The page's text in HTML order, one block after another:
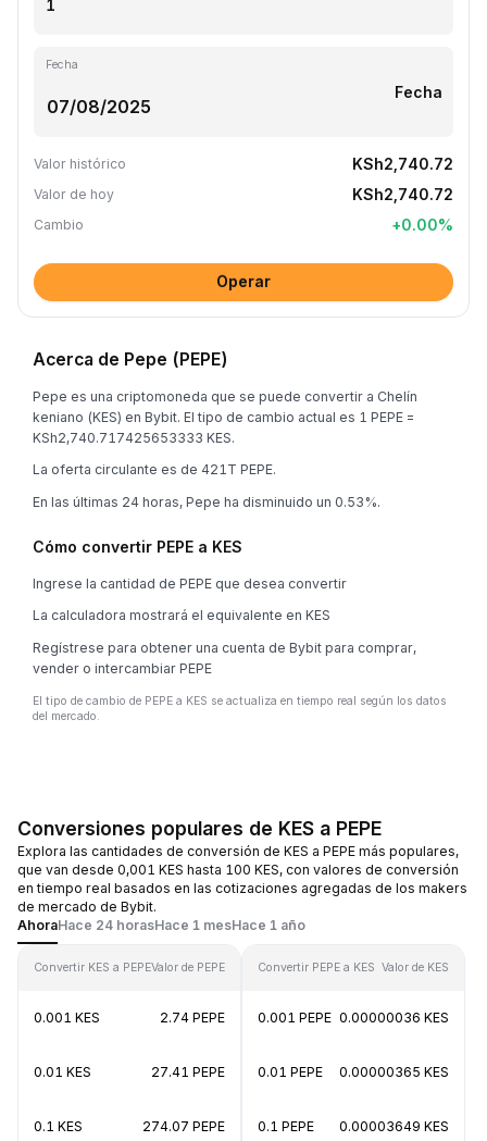
Fecha
Fecha
Valor histórico KSh2,740.72
Valor de hoy KSh2,740.72
Cambio +0.00%
Operar
Acerca de Pepe (PEPE)
Pepe es una criptomoneda que se puede convertir a Chelín
keniano (KES) en Bybit. El tipo de cambio actual es 1 PEPE =
KSh2,740.717425653333 KES.
La oferta circulante es de 421T PEPE.
En las últimas 24 horas, Pepe ha disminuido un 0.53%.
Cómo convertir PEPE a KES
Ingrese la cantidad de PEPE que desea convertir
La calculadora mostrará el equivalente en KES
Regístrese para obtener una cuenta de Bybit para comprar,
vender o intercambiar PEPE
El tipo de cambio de PEPE a KES se actualiza en tiempo real según los datos
del mercado.
Conversiones populares de KES a PEPE
Explora las cantidades de conversión de KES a PEPE más populares,
que van desde 0,001 KES hasta 100 KES, con valores de conversión
en tiempo real basados en las cotizaciones agregadas de los makers
de mercado de Bybit.
AhoraHace 24 horasHace 1 mesHace 1 año
Convertir KES a PEPEValor de PEPE
0.001 KES 2.74 PEPE
0.01 KES 27.41 PEPE
0.1 KES 274.07 PEPE
Convertir PEPE a KES Valor de KES
0.001 PEPE 0.00000036 KES
0.01 PEPE 0.00000365 KES
0.1 PEPE 0.00003649 KES